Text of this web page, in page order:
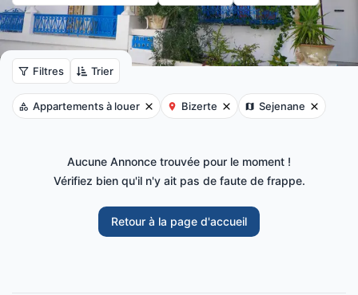
Filtres Trier
Appartements à louer Bizerte Sejenane
Aucune Annonce trouvée pour le moment !
Vérifiez bien qu'il n'y ait pas de faute de frappe.
Retour à la page d'accueil